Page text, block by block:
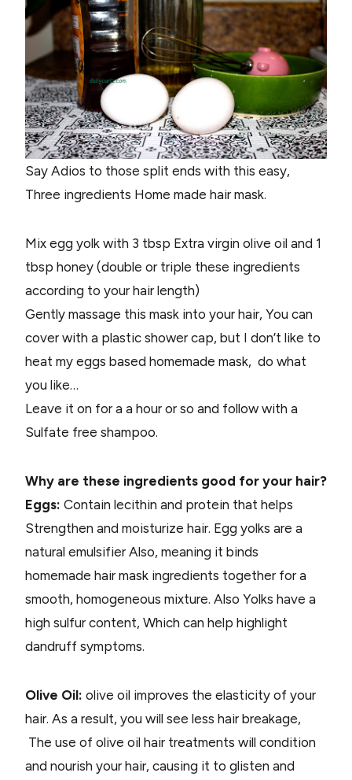
Say Adios to those split ends with this easy,
Three ingredients Home made hair mask.
Mix egg yolk with 3 tbsp Extra virgin olive oil and 1
tbsp honey (double or triple these ingredients
according to your hair length)
Gently massage this mask into your hair, You can
cover with a plastic shower cap, but I don’t like to
heat my eggs based homemade mask, do what
you like…
Leave it on for a a hour or so and follow with a
Sulfate free shampoo.
Why are these ingredients good for your hair?
Eggs: Contain lecithin and protein that helps
Strengthen and moisturize hair. Egg yolks are a
natural emulsifier Also, meaning it binds
homemade hair mask ingredients together for a
smooth, homogeneous mixture. Also Yolks have a
high sulfur content, Which can help highlight
dandruff symptoms.
Olive Oil: olive oil improves the elasticity of your
hair. As a result, you will see less hair breakage,
The use of olive oil hair treatments will condition
and nourish your hair, causing it to glisten and